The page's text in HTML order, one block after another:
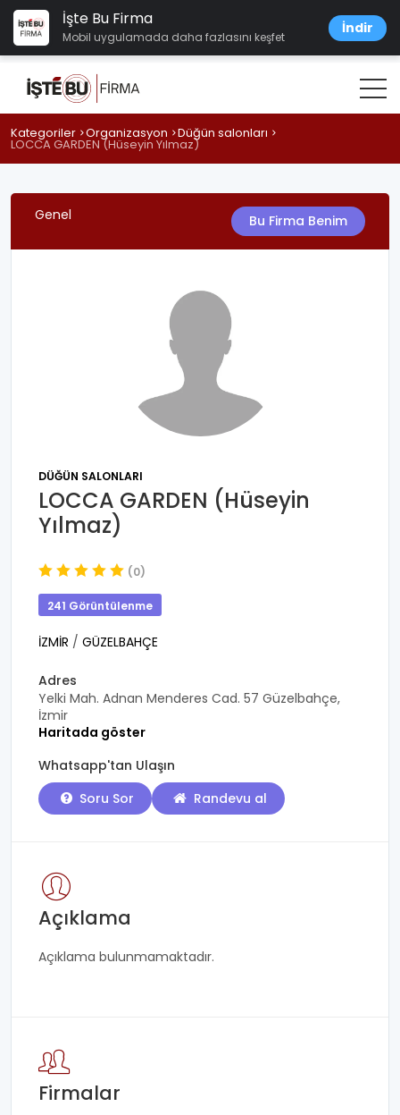
İşte Bu Firma
Mobil uygulamada daha fazlasını keşfet
İndir
Kategoriler Organizasyon Düğün salonları
LOCCA GARDEN (Hüseyin Yılmaz)
Genel Bu Firma Benim
DÜĞÜN SALONLARI
LOCCA GARDEN (Hüseyin
Yılmaz)
(0)
241 Görüntülenme
İZMİR / GÜZELBAHÇE
Adres
Yelki Mah. Adnan Menderes Cad. 57 Güzelbahçe,
İzmir
Haritada göster
Whatsapp'tan Ulaşın
Soru Sor
Randevu al
Açıklama
Açıklama bulunmamaktadır.
Firmalar